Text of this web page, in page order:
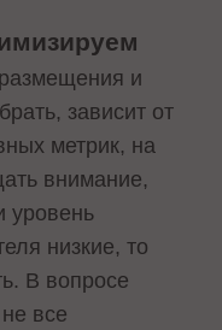
и
зависит от
метрик, на
внимание,
уровень
низкие, то
В вопросе
все